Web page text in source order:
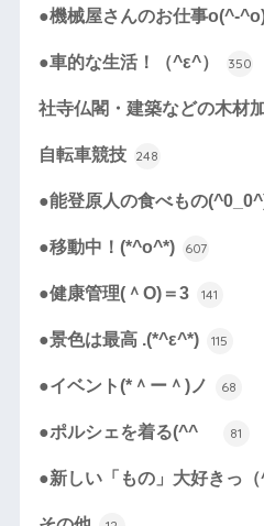
●機械屋さんのお仕事o(^-
●車的な生活！（^ε^） 350
社寺仏閣・建築などの木材
自転車競技 248
●能登原人の食べもの
●移動中！(*^o^*) 607
●健康管理(＾O)＝3 141
●景色は最高 .(*^ε^*) 115
●イベント(*＾ー＾)ノ 68
●ポルシェを着る(^^ゞ 81
●新しい「もの」大好きっ（